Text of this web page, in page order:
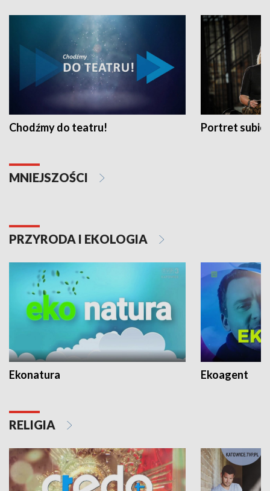
Chodźmy do teatru! Portret
MNIEJSZOŚCI
PRZYRODA I EKOLOGIA
Ekonatura Ekoagent
RELIGIA